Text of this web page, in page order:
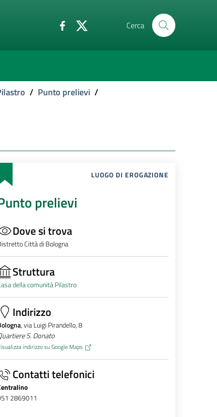
Cerca
/ Punto prelievi /
LUOGO DI EROGAZIONE
prelievi
Dove si trova
Città di Bologna
Struttura
della comunità Pilastro
Indirizzo
, via Luigi Pirandello, 8
S. Donato
indirizzo su Google Maps
Contatti telefonici
2869011